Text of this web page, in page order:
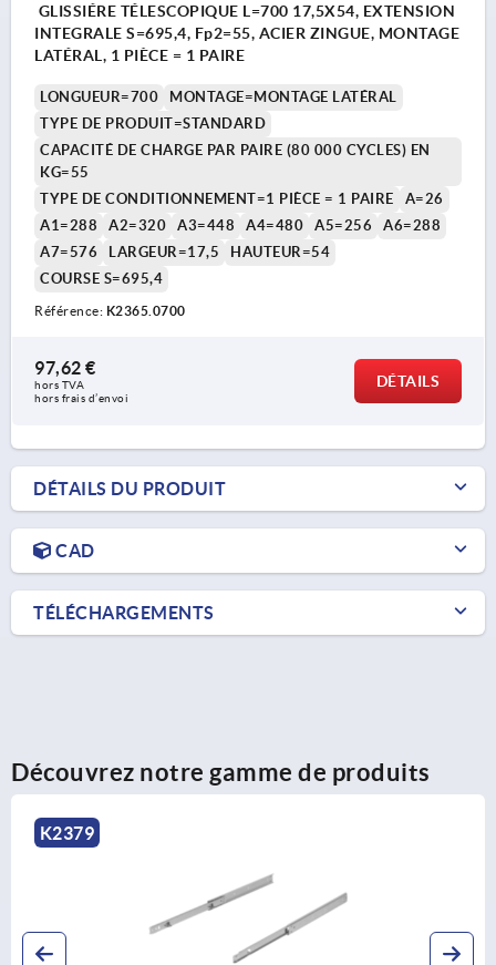
GLISSIÉRE TÉLESCOPIQUE L=700 17,5X54, EXTENSION
INTEGRALE S=695,4, Fp2=55, ACIER ZINGUE, MONTAGE
LATÉRAL, 1 PIÈCE = 1 PAIRE
LONGUEUR=700
MONTAGE=MONTAGE LATÉRAL
TYPE DE PRODUIT=STANDARD
CAPACITÉ DE CHARGE PAR PAIRE (80 000 CYCLES) EN
KG=55
TYPE DE CONDITIONNEMENT=1 PIÈCE = 1 PAIRE
A=26
A1=288
A2=320 A3=448 A4=480 A5=256
A6=288
A7=576
LARGEUR=17,5
HAUTEUR=54
COURSE S=695,4
Référence: K2365.0700
97,62 €
hors TVA
hors frais d’envoi
DÉTAILS
DÉTAILS DU PRODUIT
CAD
TÉLÉCHARGEMENTS
Découvrez notre gamme de produits